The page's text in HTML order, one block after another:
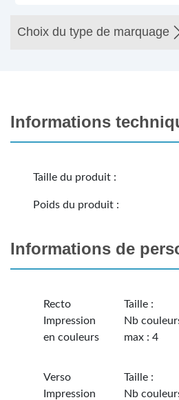
Choix du type de marquage
Informations
Taille du produit :
Poids du produit :
Informations de
Recto
Impression
en couleurs
Taille :
Nb
max : 4
Verso
Impression
Taille :
Nb